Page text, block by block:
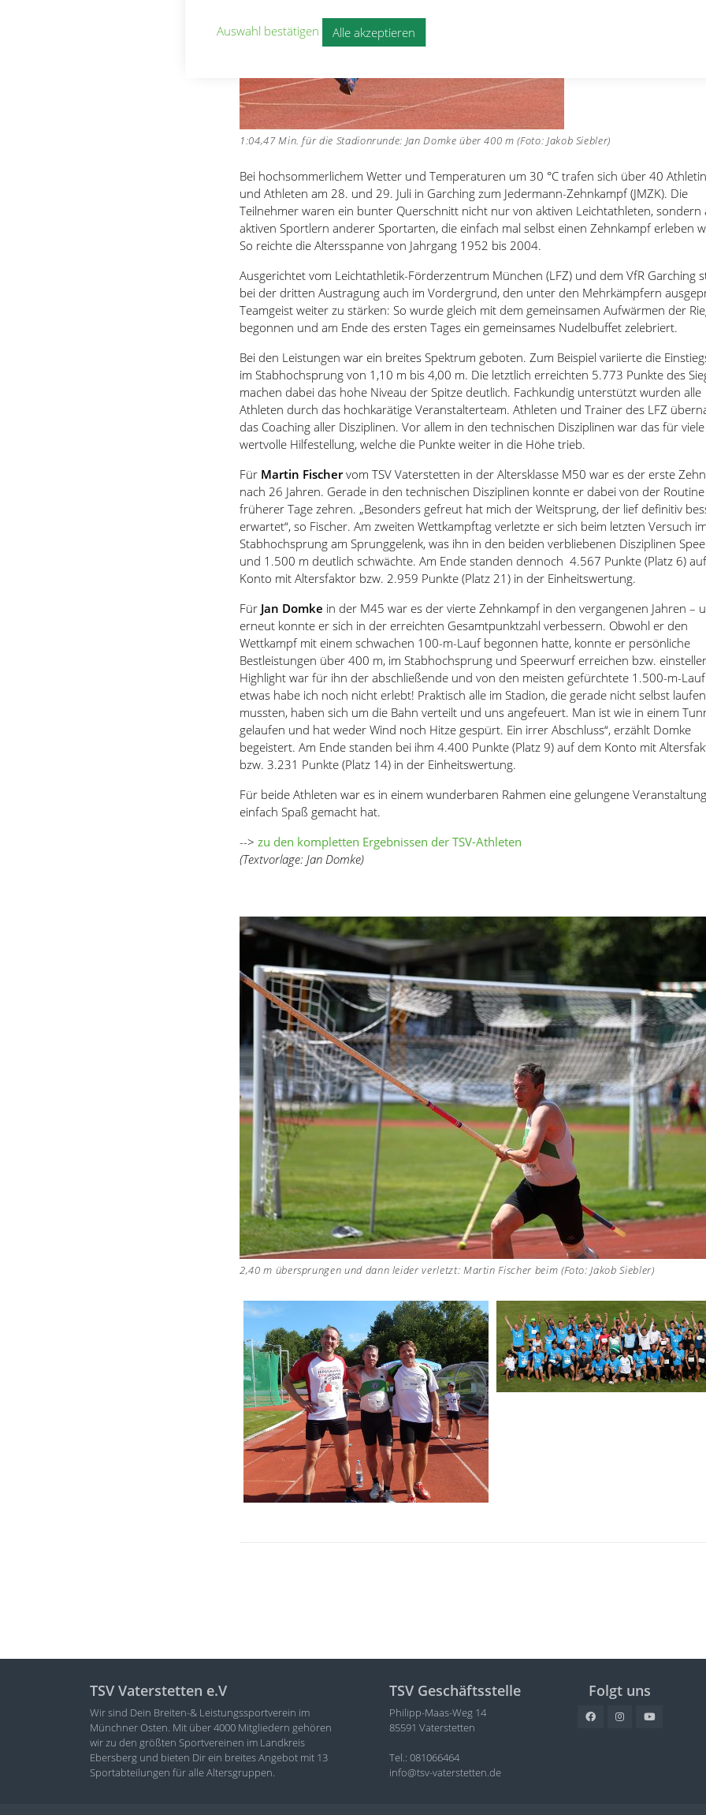
Auswahl bestätigen Alle akzeptieren
1:04,47 Min. für die Stadionrunde: Jan Domke über 400 m (Foto: Jakob Siebler)
Bei hochsommerlichem Wetter und Temperaturen um 30 °C trafen sich über 40
und Athleten am 28. und 29. Juli in Garching zum Jedermann-Zehnkampf (JMZK). Die
Teilnehmer waren ein bunter Querschnitt nicht nur von aktiven Leichtathleten, sondern
aktiven Sportlern anderer Sportarten, die einfach mal selbst einen Zehnkampf erleben
So reichte die Altersspanne von Jahrgang 1952 bis 2004.
Ausgerichtet vom Leichtathletik-Förderzentrum München (LFZ) und dem VfR Garching
bei der dritten Austragung auch im Vordergrund, den unter den Mehrkämpfern
Teamgeist weiter zu stärken: So wurde gleich mit dem gemeinsamen Aufwärmen der
begonnen und am Ende des ersten Tages ein gemeinsames Nudelbuffet zelebriert.
Bei den Leistungen war ein breites Spektrum geboten. Zum Beispiel variierte die
im Stabhochsprung von 1,10 m bis 4,00 m. Die letztlich erreichten 5.773 Punkte des
machen dabei das hohe Niveau der Spitze deutlich. Fachkundig unterstützt wurden alle
Athleten durch das hochkarätige Veranstalterteam. Athleten und Trainer des LFZ
das Coaching aller Disziplinen. Vor allem in den technischen Disziplinen war das für
wertvolle Hilfestellung, welche die Punkte weiter in die Höhe trieb.
Für Martin Fischervom TSV Vaterstetten in der Altersklasse M50 war es der erste
nach 26 Jahren. Gerade in den technischen Disziplinen konnte er dabei von der Routine
früherer Tage zehren. „Besonders gefreut hat mich der Weitsprung, der lief definitiv
erwartet“, so Fischer. Am zweiten Wettkampftag verletzte er sich beim letzten Versuch
Stabhochsprung am Sprunggelenk, was ihn in den beiden verbliebenen Disziplinen
und 1.500 m deutlich schwächte. Am Ende standen dennoch 4.567 Punkte (Platz 6)
Konto mit Altersfaktor bzw. 2.959 Punkte (Platz 21) in der Einheitswertung.
Für Jan Domke in der M45 war es der vierte Zehnkampf in den vergangenen Jahren –
erneut konnte er sich in der erreichten Gesamtpunktzahl verbessern. Obwohl er den
Wettkampf mit einem schwachen 100-m-Lauf begonnen hatte, konnte er persönliche
Bestleistungen über 400 m, im Stabhochsprung und Speerwurf erreichen bzw.
Highlight war für ihn der abschließende und von den meisten gefürchtete 1.500-m-
etwas habe ich noch nicht erlebt! Praktisch alle im Stadion, die gerade nicht selbst laufen
mussten, haben sich um die Bahn verteilt und uns angefeuert. Man ist wie in einem
gelaufen und hat weder Wind noch Hitze gespürt. Ein irrer Abschluss“, erzählt Domke
begeistert. Am Ende standen bei ihm 4.400 Punkte (Platz 9) auf dem Konto mit
bzw. 3.231 Punkte (Platz 14) in der Einheitswertung.
Für beide Athleten war es in einem wunderbaren Rahmen eine gelungene
einfach Spaß gemacht hat.
--> zu den kompletten Ergebnissen der TSV-Athleten
(Textvorlage: Jan Domke)
2,40 m übersprungen und dann leider verletzt: Martin Fischer beim (Foto: Jakob Siebler)
TSV Vaterstetten e.V
Wir sind Dein Breiten-& Leistungssportverein im
Münchner Osten. Mit über 4000 Mitgliedern gehören
wir zu den größten Sportvereinen im Landkreis
Ebersberg und bieten Dir ein breites Angebot mit 13
Sportabteilungen für alle Altersgruppen.
TSV Geschäftsstelle
Philipp-Maas-Weg 14
85591 Vaterstetten
Tel.: 081066464
info@tsv-vaterstetten.de
Folgt uns